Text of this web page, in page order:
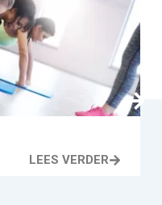
LEES VERDER